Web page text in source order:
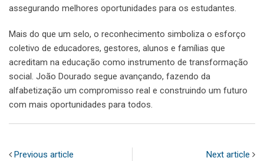
assegurando melhores oportunidades para os estudantes.
Mais do que um selo, o reconhecimento simboliza o esforço
coletivo de educadores, gestores, alunos e famílias que
acreditam na educação como instrumento de transformação
social. João Dourado segue avançando, fazendo da
alfabetização um compromisso real e construindo um futuro
com mais oportunidades para todos.
Previous article Next article